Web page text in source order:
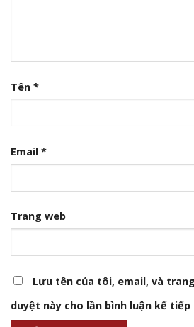
Tên *
Email *
Trang web
Lưu tên của tôi, email, và
duyệt này cho lần bình luận kế tiếp